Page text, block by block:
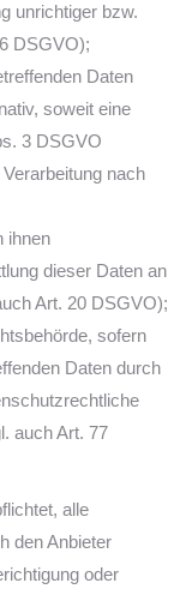
unrichtiger bzw.
DSGVO);
Daten
soweit eine
3 DSGVO
nach
ihnen
dieser Daten an
Art. 20 DSGVO);
sofern
Daten durch
auch Art. 77
alle
den Anbieter
oder